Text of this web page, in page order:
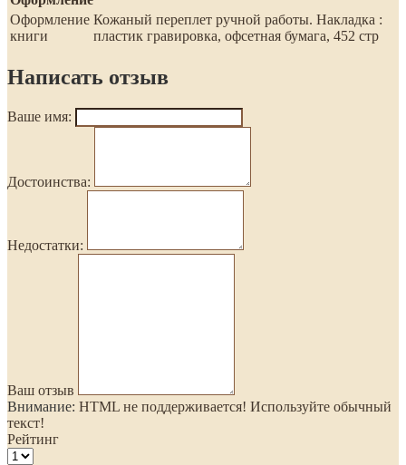
Оформление
книги
Кожаный переплет ручной работы. Накладка :
пластик гравировка, офсетная бумага, 452 стр
Написать отзыв
Ваше имя:
Достоинства:
Недостатки:
Ваш отзыв
Внимание: HTML не поддерживается! Используйте обычный
текст!
Рейтинг